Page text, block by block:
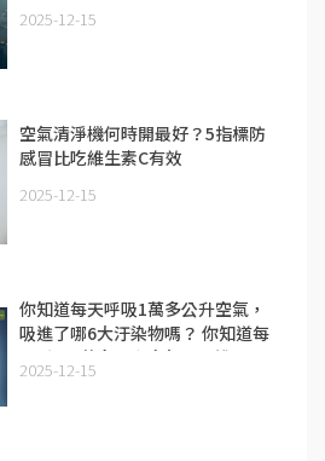
2025-12-15
空氣清淨機何時開最好？5指標防
感冒比吃維生素C有效
2025-12-15
你知道每天呼吸1萬多公升空氣，
吸進了哪6大汙染物嗎？ 你知道每
天呼吸1萬多公升空氣，吸進了哪6
大汙染物嗎？
2025-12-15